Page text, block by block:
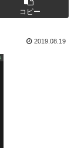
コピー
2019.08.19